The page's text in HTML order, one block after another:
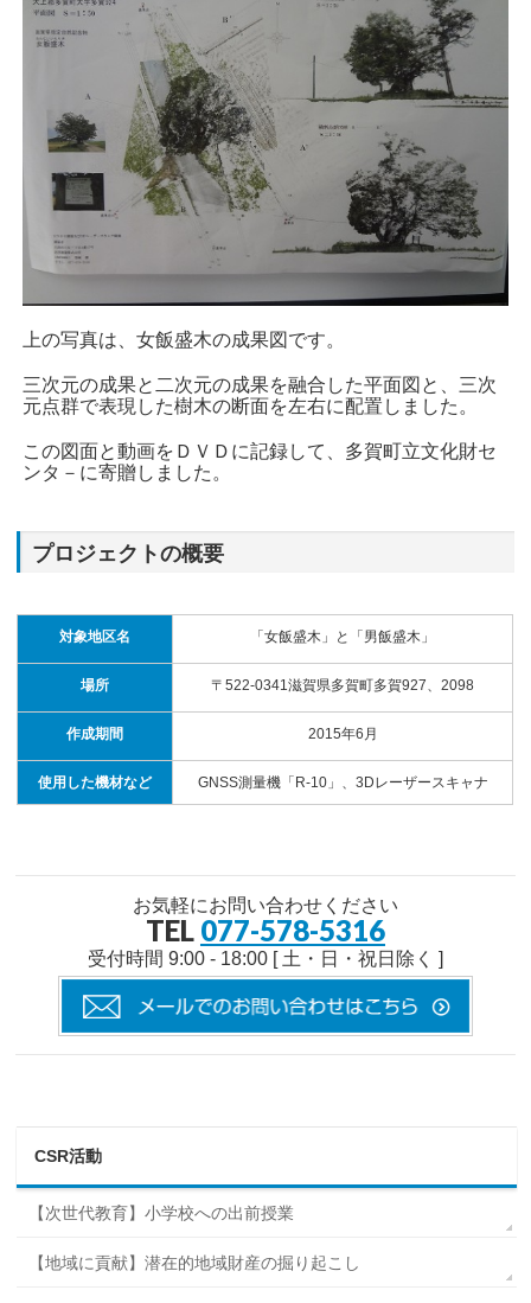
上の写真は、女飯盛木の成果図です。
三次元の成果と二次元の成果を融合した平面図と、三次
元点群で表現した樹木の断面を左右に配置しました。
この図面と動画をＤＶＤに記録して、多賀町立文化財セ
ンタ－に寄贈しました。
プロジェクトの概要
対象地区名 「女飯盛木」と「男飯盛木」
場所 〒522-0341滋賀県多賀町多賀927、2098
作成期間 2015年6月
使用した機材など GNSS測量機「R-10」、3Dレーザースキャナ
お気軽にお問い合わせください
TEL 077-578-5316
受付時間 9:00 - 18:00 [ 土・日・祝日除く ]
CSR活動
【次世代教育】小学校への出前授業
【地域に貢献】潜在的地域財産の掘り起こし